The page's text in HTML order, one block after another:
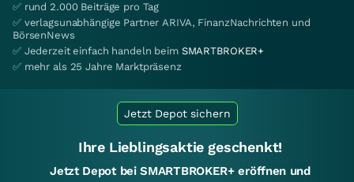
✅ rund 2.000 Beiträge pro Tag
✅ verlagsunabhängige Partner ARIVA, FinanzNachrichten und
BörsenNews
✅ Jederzeit einfach handeln beim SMARTBROKER+
✅ mehr als 25 Jahre Marktpräsenz
Jetzt Depot sichern
Ihre Lieblingsaktie geschenkt!
Jetzt Depot bei SMARTBROKER+ eröffnen und